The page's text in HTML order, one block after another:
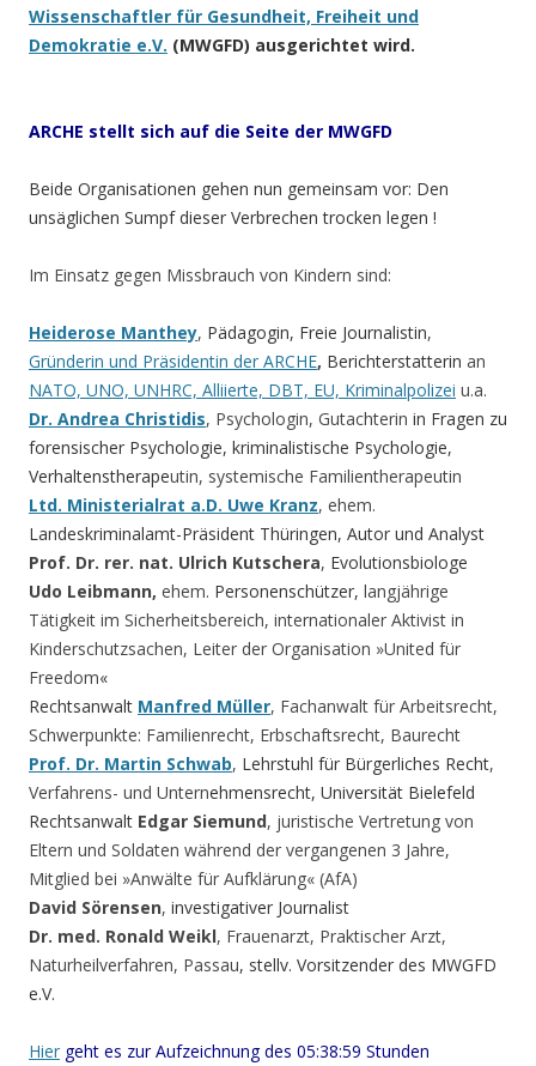
Wissenschaftler für Gesundheit, Freiheit und
Demokratie e.V. (MWGFD) ausgerichtet wird.
ARCHE stellt sich auf die Seite der MWGFD
Beide Organisationen gehen nun gemeinsam vor: Den
unsäglichen Sumpf dieser Verbrechen trocken legen !
Im Einsatz gegen Missbrauch von Kindern sind:
Heiderose Manthey, Pädagogin, Freie Journalistin,
Gründerin und Präsidentin der ARCHE, Berichterstatterin an
NATO, UNO, UNHRC, Alliierte, DBT, EU, Kriminalpolizei u.a.
Dr. Andrea Christidis, Psychologin, Gutachterin in Fragen zu
forensischer Psychologie, kriminalistische Psychologie,
Verhaltenstherapeutin, systemische Familientherapeutin
Ltd. Ministerialrat a.D. Uwe Kranz, ehem.
Landeskriminalamt-Präsident Thüringen, Autor und Analyst
Prof. Dr. rer. nat. Ulrich Kutschera, Evolutionsbiologe
Udo Leibmann, ehem. Personenschützer, langjährige
Tätigkeit im Sicherheitsbereich, internationaler Aktivist in
Kinderschutzsachen, Leiter der Organisation »United für
Freedom«
Rechtsanwalt Manfred Müller, Fachanwalt für Arbeitsrecht,
Schwerpunkte: Familienrecht, Erbschaftsrecht, Baurecht
Prof. Dr. Martin Schwab, Lehrstuhl für Bürgerliches Recht,
Verfahrens- und Unternehmensrecht, Universität Bielefeld
Rechtsanwalt Edgar Siemund, juristische Vertretung von
Eltern und Soldaten während der vergangenen 3 Jahre,
Mitglied bei »Anwälte für Aufklärung« (AfA)
David Sörensen, investigativer Journalist
Dr. med. Ronald Weikl, Frauenarzt, Praktischer Arzt,
Naturheilverfahren, Passau, stellv. Vorsitzender des MWGFD
e.V.
Hier geht es zur Aufzeichnung des 05:38:59 Stunden